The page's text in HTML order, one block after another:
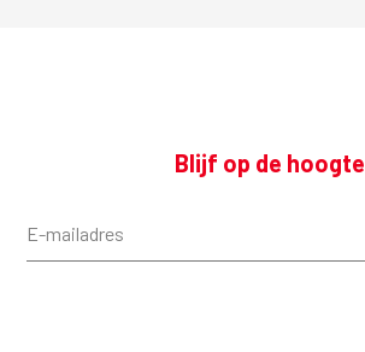
Blijf op de hoogte